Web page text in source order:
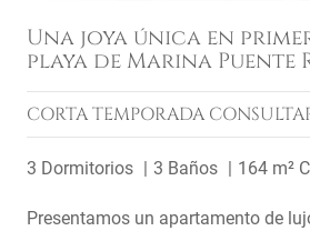
Una joya única en
playa de Marina Puente
CORTA TEMPORADA
3 Dormitorios 3 Baños 164 m²
Presentamos un apartamento de